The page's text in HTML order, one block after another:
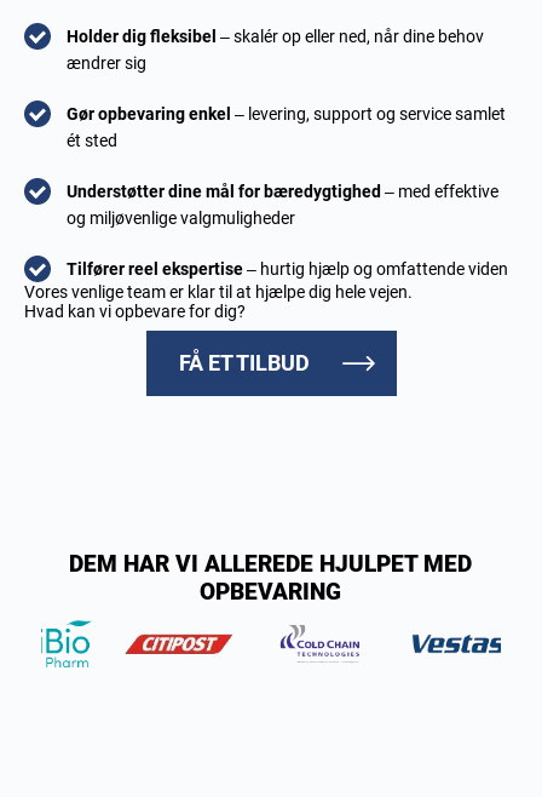
Holder dig fleksibel – skalér op eller ned, når dine behov
ændrer sig
Gør opbevaring enkel – levering, support og service samlet
ét sted
Understøtter dine mål for bæredygtighed – med effektive
og miljøvenlige valgmuligheder
Tilfører reel ekspertise– hurtig hjælp og omfattende viden
Vores venlige team er klar til at hjælpe dig hele vejen.
Hvad kan vi opbevare for dig?
FÅ ET TILBUD
DEM HAR VI ALLEREDE HJULPET MED
OPBEVARING